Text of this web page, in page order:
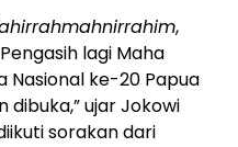
,
lagi Maha
Nasional ke-20 Papua
ujar Jokowi
sorakan dari